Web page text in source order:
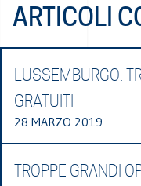
ARTICOLI
LUSSEMBURGO:
GRATUITI
28 MARZO 2019
TROPPE GRANDI